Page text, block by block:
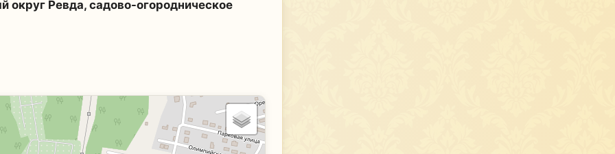
округ Ревда, садово-огородническое